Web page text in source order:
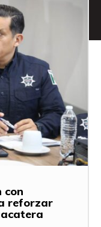
con
reforzar